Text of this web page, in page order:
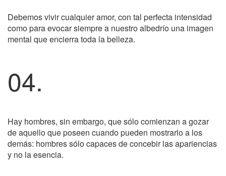
Debemos vivir cualquier amor, con tal perfecta intensidad
como para evocar siempre a nuestro albedrío una imagen
mental que encierra toda la belleza.
04.
Hay hombres, sin embargo, que sólo comienzan a gozar
de aquello que poseen cuando pueden mostrarlo a los
demás: hombres sólo capaces de concebir las apariencias
y no la esencia.